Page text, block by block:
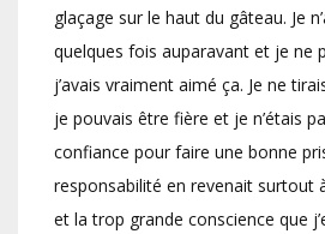
glaçage sur le haut du gâteau. Je
quelques fois auparavant et je ne
j’avais vraiment aimé ça. Je ne
je pouvais être fière et je n’étais
confiance pour faire une bonne
responsabilité en revenait surtout
et la trop grande conscience que